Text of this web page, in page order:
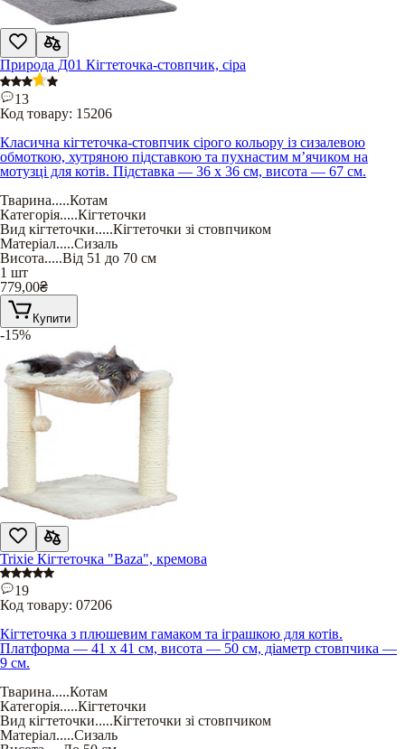
Природа Д01 Кігтеточка-стовпчик, сіра
13
Код товару: 15206
Класична кігтеточка-стовпчик сірого кольору із сизалевою
обмоткою, хутряною підставкою та пухнастим м’ячиком на
мотузці для котів. Підставка — 36 х 36 см, висота — 67 см.
Тварина.....Котам
Категорія.....Кігтеточки
Вид кігтеточки.....Кігтеточки зі стовпчиком
Матеріал.....Сизаль
Висота.....Від 51 до 70 см
1 шт
779,00₴
Купити
-15%
Trixie Кігтеточка "Baza", кремова
19
Код товару: 07206
Кігтеточка з плюшевим гамаком та іграшкою для котів.
Платформа — 41 х 41 см, висота — 50 см, діаметр стовпчика —
9 см.
Тварина.....Котам
Категорія.....Кігтеточки
Вид кігтеточки.....Кігтеточки зі стовпчиком
Матеріал.....Сизаль